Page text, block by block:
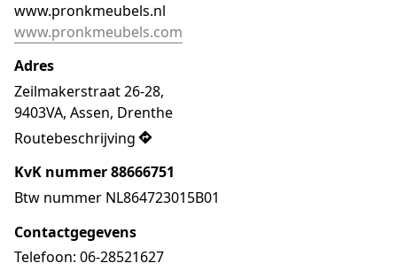
www.pronkmeubels.com
Adres
Zeilmakerstraat 26-28,
9403VA, Assen, Drenthe
Routebeschrijving
KvK nummer 88666751
Btw nummer NL864723015B01
Contactgegevens
Telefoon: 06-28521627